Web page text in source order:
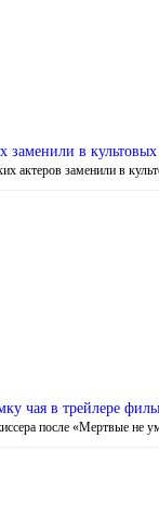
заменили в
актеров заменили в
чая в трейлере
после «Мертвые не